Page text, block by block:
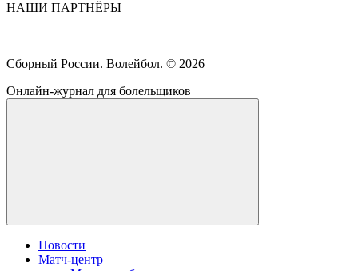
НАШИ ПАРТНЁРЫ
Сборный России. Волейбол. © 2026
Онлайн-журнал для болельщиков
Новости
Матч-центр